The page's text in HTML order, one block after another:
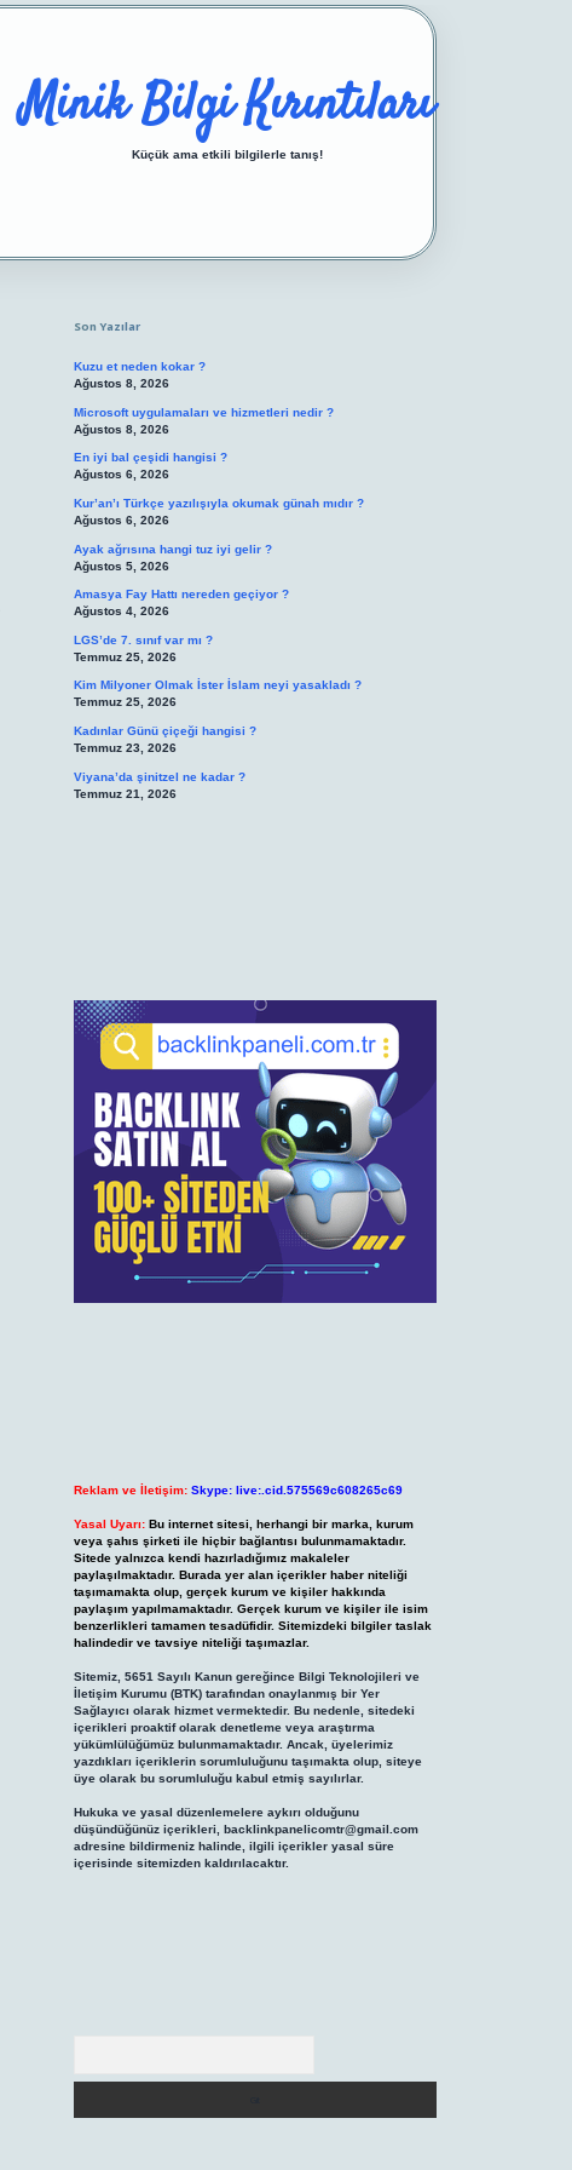
Minik Bilgi Kırıntıları
Küçük ama etkili bilgilerle tanış!
Son Yazılar
Kuzu et neden kokar ?
Ağustos 8, 2026
Microsoft uygulamaları ve hizmetleri nedir ?
Ağustos 8, 2026
En iyi bal çeşidi hangisi ?
Ağustos 6, 2026
Kur’an’ı Türkçe yazılışıyla okumak günah mıdır ?
Ağustos 6, 2026
Ayak ağrısına hangi tuz iyi gelir ?
Ağustos 5, 2026
Amasya Fay Hattı nereden geçiyor ?
Ağustos 4, 2026
LGS’de 7. sınıf var mı ?
Temmuz 25, 2026
Kim Milyoner Olmak İster İslam neyi yasakladı ?
Temmuz 25, 2026
Kadınlar Günü çiçeği hangisi ?
Temmuz 23, 2026
Viyana’da şinitzel ne kadar ?
Temmuz 21, 2026
Reklam ve İletişim: Skype: live:.cid.575569c608265c69
Yasal Uyarı: Bu internet sitesi, herhangi bir marka, kurum
veya şahıs şirketi ile hiçbir bağlantısı bulunmamaktadır.
Sitede yalnızca kendi hazırladığımız makaleler
paylaşılmaktadır. Burada yer alan içerikler haber niteliği
taşımamakta olup, gerçek kurum ve kişiler hakkında
paylaşım yapılmamaktadır. Gerçek kurum ve kişiler ile isim
benzerlikleri tamamen tesadüfidir. Sitemizdeki bilgiler taslak
halindedir ve tavsiye niteliği taşımazlar.
Sitemiz, 5651 Sayılı Kanun gereğince Bilgi Teknolojileri ve
İletişim Kurumu (BTK) tarafından onaylanmış bir Yer
Sağlayıcı olarak hizmet vermektedir. Bu nedenle, sitedeki
içerikleri proaktif olarak denetleme veya araştırma
yükümlülüğümüz bulunmamaktadır. Ancak, üyelerimiz
yazdıkları içeriklerin sorumluluğunu taşımakta olup, siteye
üye olarak bu sorumluluğu kabul etmiş sayılırlar.
Hukuka ve yasal düzenlemelere aykırı olduğunu
düşündüğünüz içerikleri, backlinkpanelicomtr@gmail.com
adresine bildirmeniz halinde, ilgili içerikler yasal süre
içerisinde sitemizden kaldırılacaktır.